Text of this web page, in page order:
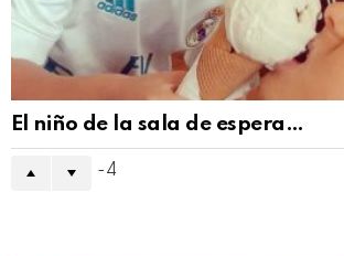
El niño de la sala de espera…
-4